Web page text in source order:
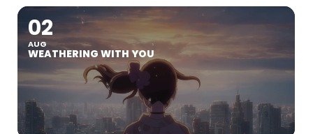
02
AUG
WEATHERING WITH YOU